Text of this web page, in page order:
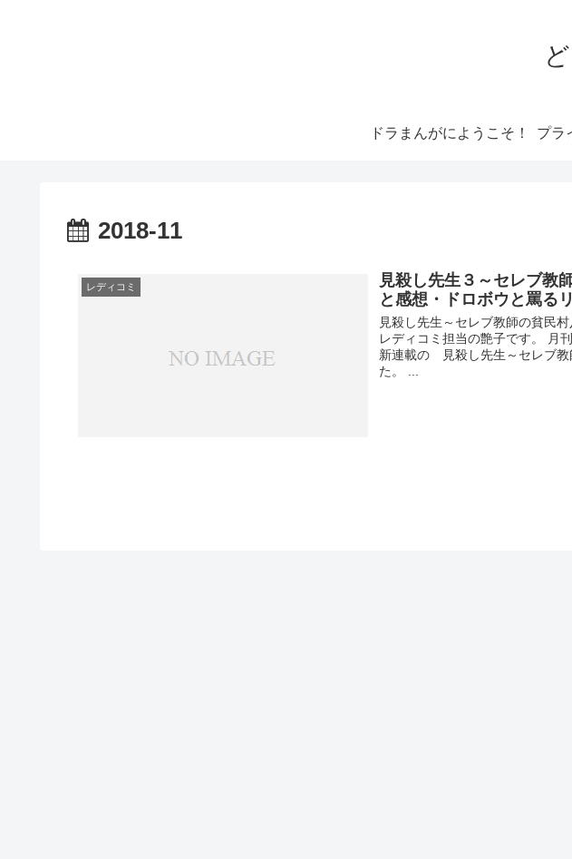
ドラまんがにようこそ！ プラ
2018-11
レディコミ
見殺し先生３～セレブ教
と感想・ドロボウと罵る
見殺し先生～セレブ教師の貧民
レディコミ担当の艶子です。 月
新連載の 見殺し先生～セレブ
た。 ...